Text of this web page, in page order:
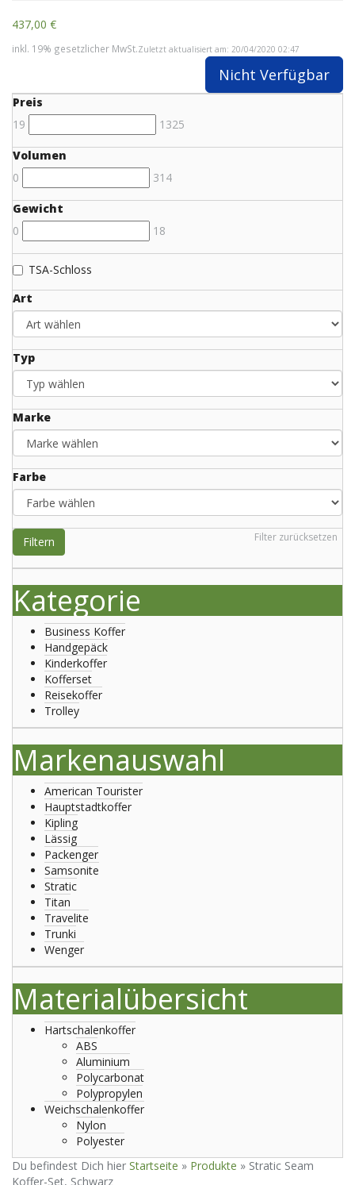
437,00 €
inkl. 19% gesetzlicher MwSt.Zuletzt aktualisiert am: 20/04/2020 02:47
Nicht Verfügbar
Preis
19
1325
Volumen
0
314
Gewicht
0
18
TSA-Schloss
Art
Typ
Marke
Farbe
Filter zurücksetzen
Filtern
Kategorie
Business Koffer
Handgepäck
Kinderkoffer
Kofferset
Reisekoffer
Trolley
Markenauswahl
American Tourister
Hauptstadtkoffer
Kipling
Lässig
Packenger
Samsonite
Stratic
Titan
Travelite
Trunki
Wenger
Materialübersicht
Hartschalenkoffer
ABS
Aluminium
Polycarbonat
Polypropylen
Weichschalenkoffer
Nylon
Polyester
Du befindest Dich hier Startseite » Produkte » Stratic Seam
Koffer-Set, Schwarz